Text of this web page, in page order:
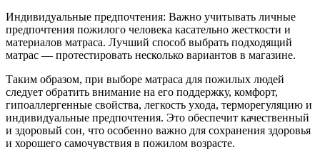
Индивидуальные предпочтения: Важно учитывать личные
предпочтения пожилого человека касательно жесткости и
материалов матраса. Лучший способ выбрать подходящий
матрас — протестировать несколько вариантов в магазине.
Таким образом, при выборе матраса для пожилых людей
следует обратить внимание на его поддержку, комфорт,
гипоаллергенные свойства, легкость ухода, терморегуляцию и
индивидуальные предпочтения. Это обеспечит качественный
и здоровый сон, что особенно важно для сохранения здоровья
и хорошего самочувствия в пожилом возрасте.